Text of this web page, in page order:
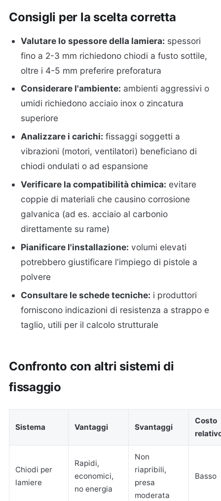
Consigli per la scelta corretta
Valutare lo spessore della lamiera: spessori
fino a 2-3 mm richiedono chiodi a fusto sottile,
oltre i 4-5 mm preferire preforatura
Considerare l'ambiente: ambienti aggressivi o
umidi richiedono acciaio inox o zincatura
superiore
Analizzare i carichi: fissaggi soggetti a
vibrazioni (motori, ventilatori) beneficiano di
chiodi ondulati o ad espansione
Verificare la compatibilità chimica: evitare
coppie di materiali che causino corrosione
galvanica (ad es. acciaio al carbonio
direttamente su rame)
Pianificare l'installazione: volumi elevati
potrebbero giustificare l'impiego di pistole a
polvere
Consultare le schede tecniche: i produttori
forniscono indicazioni di resistenza a strappo e
taglio, utili per il calcolo strutturale
Confronto con altri sistemi di
fissaggio
Sistema Vantaggi Svantaggi
Costo
Chiodi per
lamiere
Rapidi,
economici,
no energia
Non
riapribili,
presa
moderata
Basso